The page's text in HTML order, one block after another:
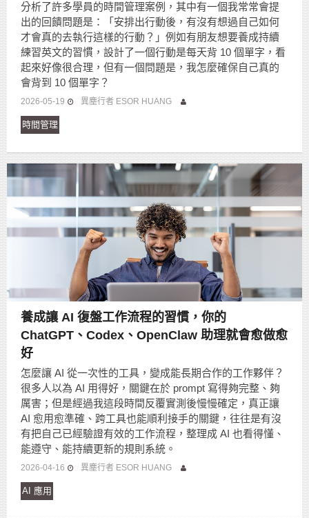
分析了許多學員的時間管理案例，其中有一個我常常會提
出的回饋問題是：「安排出行動後，有沒有想過自己如何
才會真的去執行這樣的行動？」例如有朋友想要養成持續
練習英文的習慣，設計了一個行動是每天背 10 個單字，看
起來好像很合理，但有一個問題是，我怎麼確保自己真的
會背到 10 個單字？
2026-05-19 異塵行者 ESOR HUANG
時間管理
養成讓 AI 復盤工作流程的習慣，你的
ChatGPT、Codex、OpenClaw 助理就會愈做愈
好
怎麼讓 AI 從一次性的工具，變成能長期合作的工作夥伴？
很多人以為 AI 用得好，關鍵在於 prompt 寫得夠完整、夠
厲害；但是經過我這段時間反覆實測後慢慢確定，真正讓
AI 愈用愈準確、跨工具也能順利接手的關鍵，往往是有沒
有把自己已經驗證有效的工作流程，整理成 AI 也看得懂、
能遵守、能持續更新的規則系統。
2026-04-16 異塵行者 ESOR HUANG
AI 應用